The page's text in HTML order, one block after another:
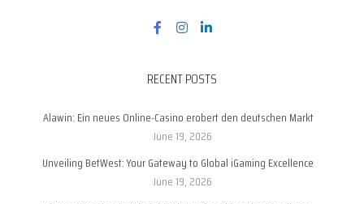
RECENT POSTS
Alawin: Ein neues Online-Casino erobert den deutschen Markt
June 19, 2026
Unveiling BetWest: Your Gateway to Global iGaming Excellence
June 19, 2026